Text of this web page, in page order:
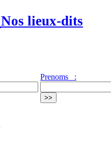
Nos lieux-dits
Prenoms :